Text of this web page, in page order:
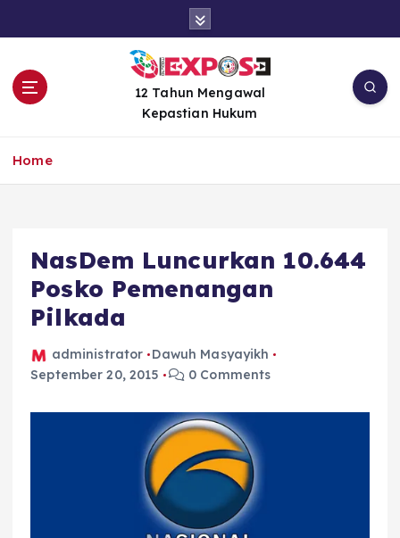
12 Tahun Mengawal
Kepastian Hukum
Home
NasDem Luncurkan 10.644
Posko Pemenangan
Pilkada
administrator
Dawuh Masyayikh
September 20, 2015
0 Comments